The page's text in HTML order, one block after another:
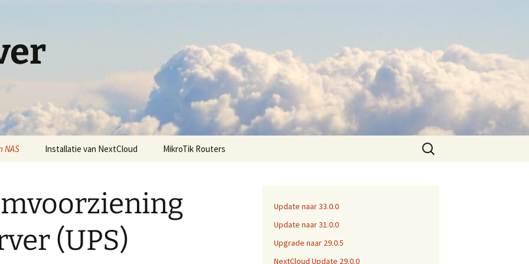
NAS
24.04
op
Installatie van NextCloud
NextCloud installeren
NextCloud Caching
MikroTik Routers
IPv4 Aansluiten Server
Zoeken
naar:
(UPS)
Update naar 33.0.0
Update naar 31.0.0
Upgrade naar 29.0.5
NextCloud Update 29.0.0